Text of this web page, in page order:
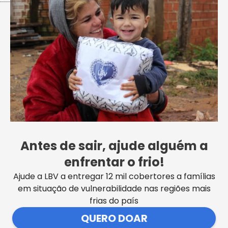
Centro de Assistência Humanitária, da
LBV, celebra o Dia Mundial Humanitário
VER MAIS NOTÍCIAS
SEDE CENTRAL DA LBV | Rua Sérgio Tomás, 740 | Bom Retiro |
Antes de sair, ajude alguém a
enfrentar o frio!
Ajude a LBV a entregar 12 mil cobertores a famílias
em situação de vulnerabilidade nas regiões mais
frias do país
QUERO DOAR